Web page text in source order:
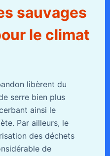
sauvages
le climat
libèrent du
serre bien plus
ainsi le
Par ailleurs, le
des déchets
de